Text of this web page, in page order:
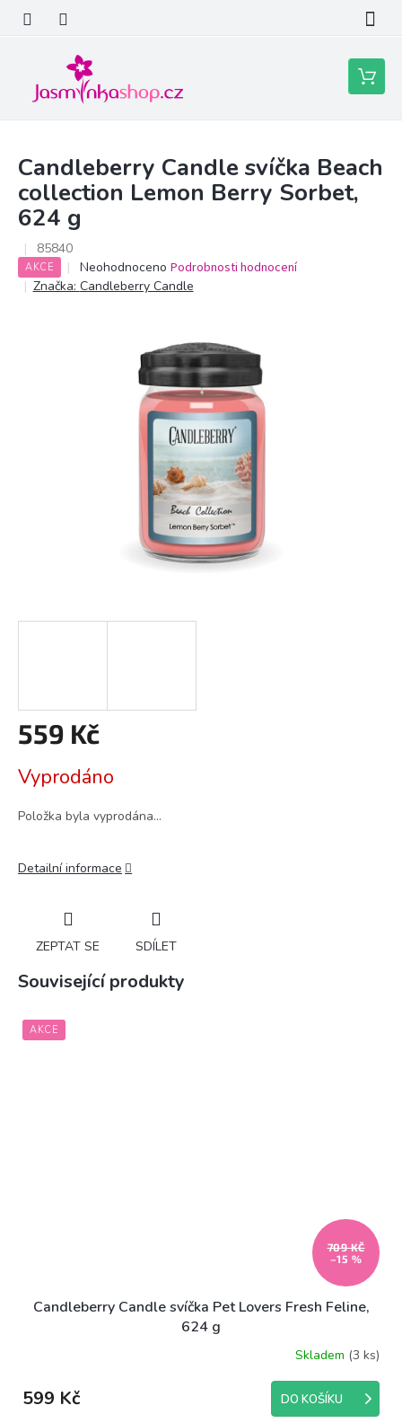
obsah
Nákupní
košík
Candleberry Candle svíčka Beach
collection Lemon Berry Sorbet,
624 g
85840
AKCE
Průměrné
hodnocení
Neohodnoceno Podrobnosti hodnocení
Značka: Candleberry Candle
559 Kč
cena:
Vyprodáno
Položka byla vyprodána…
Detailní informace
ZEPTAT SE SDÍLET
Související produkty
AKCE
709 KČ
–15 %
Candleberry Candle svíčka Pet Lovers Fresh Feline,
624 g
Skladem (3 ks)
599 Kč DO KOŠÍKU